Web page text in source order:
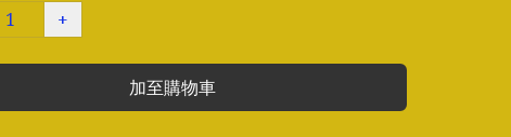
+
加至購物車